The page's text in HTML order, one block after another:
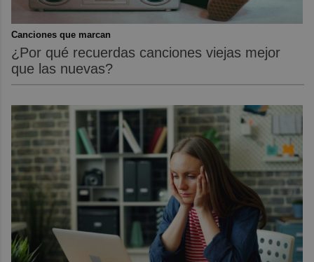
Canciones que marcan
¿Por qué recuerdas canciones viejas mejor
que las nuevas?